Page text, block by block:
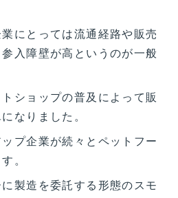
にとっては流通経路や販売
入障壁が高というのが一般
ショップの普及によって販
なりました。
プ企業が続々とペットフー
。
製造を委託する形態のスモ